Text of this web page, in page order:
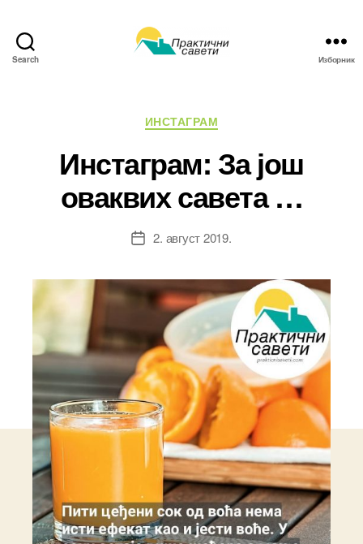
Search Изборник
Категорије
ИНСТАГРАМ
Инстаграм: За још
оваквих савета …
Датум2. август 2019.